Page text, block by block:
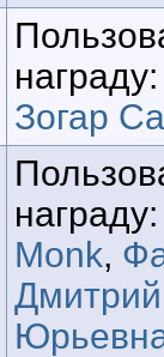
Зогар
Monk,